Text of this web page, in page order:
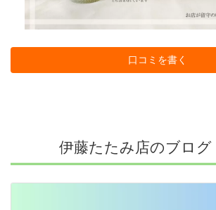
口コミを書く
伊藤たたみ店のブロ